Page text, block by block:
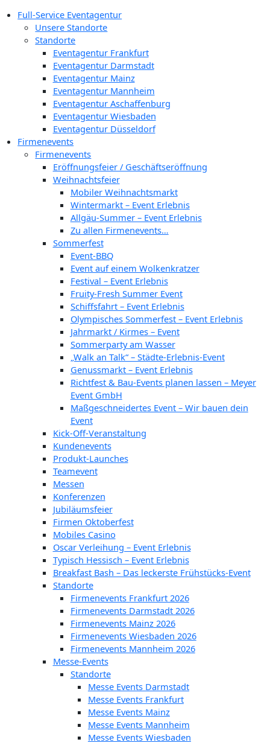
Full-Service Eventagentur
Unsere Standorte
Standorte
Eventagentur Frankfurt
Eventagentur Darmstadt
Eventagentur Mainz
Eventagentur Mannheim
Eventagentur Aschaffenburg
Eventagentur Wiesbaden
Eventagentur Düsseldorf
Firmenevents
Firmenevents
Eröffnungsfeier / Geschäftseröffnung
Weihnachtsfeier
Mobiler Weihnachtsmarkt
Wintermarkt – Event Erlebnis
Allgäu-Summer – Event Erlebnis
Zu allen Firmenevents…
Sommerfest
Event-BBQ
Event auf einem Wolkenkratzer
Festival – Event Erlebnis
Fruity-Fresh Summer Event
Schiffsfahrt – Event Erlebnis
Olympisches Sommerfest – Event Erlebnis
Jahrmarkt / Kirmes – Event
Sommerparty am Wasser
„Walk an Talk“ – Städte-Erlebnis-Event
Genussmarkt – Event Erlebnis
Richtfest & Bau-Events planen lassen – Meyer
Event GmbH
Maßgeschneidertes Event – Wir bauen dein
Event
Kick-Off-Veranstaltung
Kundenevents
Produkt-Launches
Teamevent
Messen
Konferenzen
Jubiläumsfeier
Firmen Oktoberfest
Mobiles Casino
Oscar Verleihung – Event Erlebnis
Typisch Hessisch – Event Erlebnis
Breakfast Bash – Das leckerste Frühstücks-Event
Standorte
Firmenevents Frankfurt 2026
Firmenevents Darmstadt 2026
Firmenevents Mainz 2026
Firmenevents Wiesbaden 2026
Firmenevents Mannheim 2026
Messe-Events
Standorte
Messe Events Darmstadt
Messe Events Frankfurt
Messe Events Mainz
Messe Events Mannheim
Messe Events Wiesbaden